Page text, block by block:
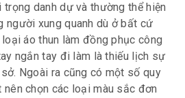
danh dự và thường thể hiện
người xung quanh dù ở bất cứ
áo thun làm đồng phục công
ngắn tay đi làm là thiếu lịch sự
Ngoài ra cũng có một số quy
chọn các loại màu sắc đơn